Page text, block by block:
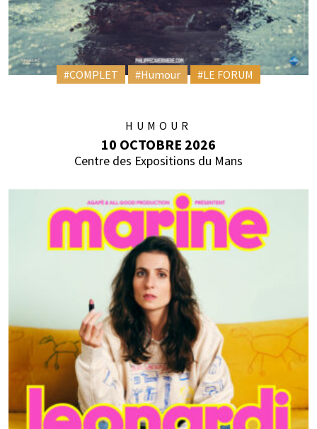
#COMPLET #Humour #LE FORUM
HUMOUR
10 OCTOBRE 2026
Centre des Expositions du Mans